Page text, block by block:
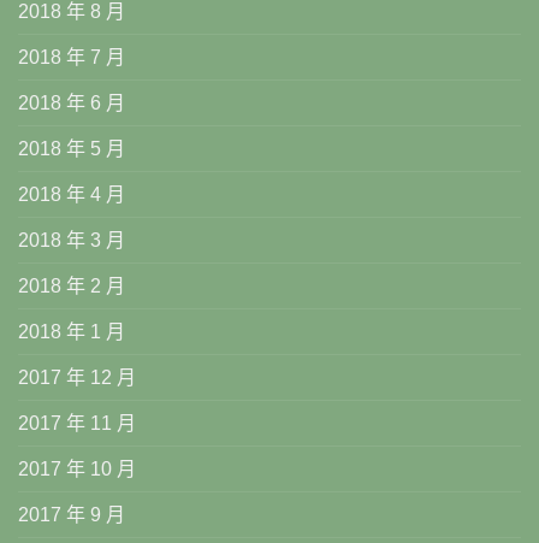
2018 年 8 月
2018 年 7 月
2018 年 6 月
2018 年 5 月
2018 年 4 月
2018 年 3 月
2018 年 2 月
2018 年 1 月
2017 年 12 月
2017 年 11 月
2017 年 10 月
2017 年 9 月